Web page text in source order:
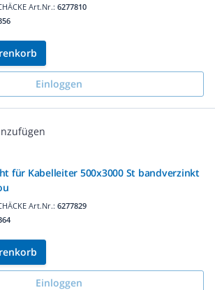
Art.Nr.: 6277810
Einloggen
für Kabelleiter 500x3000 St bandverzinkt
Art.Nr.: 6277829
Einloggen